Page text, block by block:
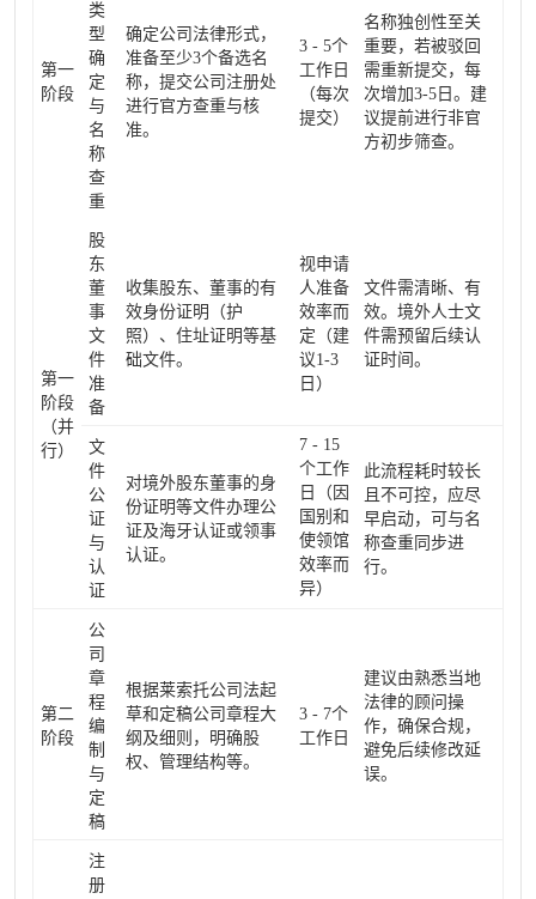
第一
阶段
类
型
确
定
与
名
称
查
重
确定公司法律形式，
准备至少3个备选名
称，提交公司注册处
进行官方查重与核
准。
3 - 5个
工作日
（每次
提交）
名称独创性至关
重要，若被驳回
需重新提交，每
次增加3-5日。建
议提前进行非官
方初步筛查。
第一
阶段
（并
行）
股
东
董
事
文
件
准
备
收集股东、董事的有
效身份证明（护
照）、住址证明等基
础文件。
视申请
人准备
效率而
定（建
议1-3
日）
文件需清晰、有
效。境外人士文
件需预留后续认
证时间。
文
件
公
证
与
认
证
对境外股东董事的身
份证明等文件办理公
证及海牙认证或领事
认证。
7 - 15
个工作
日（因
国别和
使领馆
效率而
异）
此流程耗时较长
且不可控，应尽
早启动，可与名
称查重同步进
行。
第二
阶段
公
司
章
程
编
制
与
定
稿
根据莱索托公司法起
草和定稿公司章程大
纲及细则，明确股
权、管理结构等。
3 - 7个
工作日
建议由熟悉当地
法律的顾问操
作，确保合规，
避免后续修改延
误。
注
册